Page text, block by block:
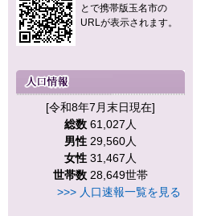
とで携帯版玉名市の
URLが表示されます。
[令和8年7月末日現在]
総数 61,027人
男性 29,560人
女性 31,467人
世帯数 28,649世帯
>>> 人口速報一覧を見る